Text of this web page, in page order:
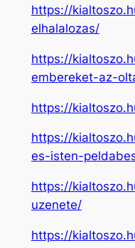
https://
elhalalozas/
https://
embereket-az-
https://
https://
es-isten-
https://
uzenete/
https://